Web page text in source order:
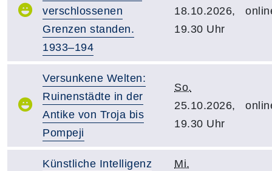
verschlossenen
Grenzen standen.
1933–194
18.10.2026,
19.30 Uhr
Versunkene Welten:
Ruinenstädte in der
Antike von Troja bis
Pompeji
So.
25.10.2026,
19.30 Uhr
Künstliche Intelligenz
Mi.